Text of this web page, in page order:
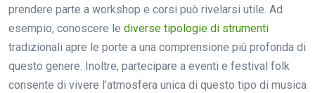
prendere parte a workshop e corsi può rivelarsi utile. Ad
esempio, conoscere le diverse tipologie di strumenti
tradizionali apre le porte a una comprensione più profonda di
questo genere. Inoltre, partecipare a eventi e festival folk
consente di vivere l’atmosfera unica di questo tipo di musica